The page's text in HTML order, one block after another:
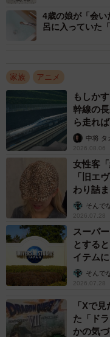
父から子へ。当時と変わら
ーー懐かしいおもちゃ
「物置部屋を片付けて
ーー娘さんは現在この
か？
「市販の幼児用のプ
遊んでいます。付け替
なしはじめています」
ーー娘さんがこのおも
「箱を見た瞬間から、
ケージデザインなのか
ると『すごーい！きら
4歳の娘が「会
呂に入っていた
家族 アニメ
もしか
幹線の
ら走れ
係が反響
中将 タ
2026.08.06
女性客
「旧エ
わり詰
勢」そんで
2026.07.28
スーパ
とする
イテム
た真実」
そんで
2026.07.28
「Xで
た「ド
かの気